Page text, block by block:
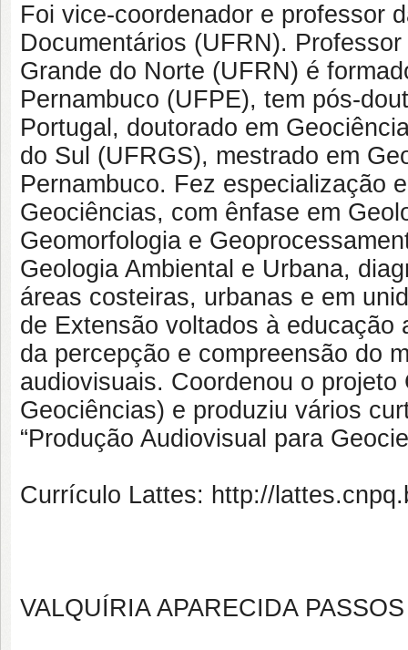
Foi vice-coordenador e professor
Documentários (UFRN).
Grande do Norte (UFRN) é
Pernambuco (UFPE), tem pós-
Portugal, doutorado em
do Sul (UFRGS), mestrado em
Pernambuco. Fez especialização
Geociências, com ênfase em
Geomorfologia e
Geologia Ambiental e Urbana,
áreas costeiras, urbanas e em
de Extensão voltados à educação
da percepção e compreensão do
audiovisuais. Coordenou o
Geociências) e produziu vários
“Produção Audiovisual para
Currículo Lattes: http://
VALQUÍRIA APARECIDA